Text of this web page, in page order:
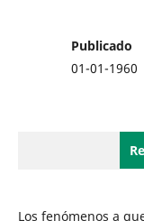
Publicado
01-01-1960
Los fenómenos a